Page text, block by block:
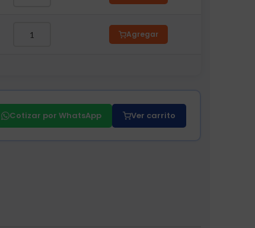
Agregar
Cotizar por WhatsApp Ver carrito